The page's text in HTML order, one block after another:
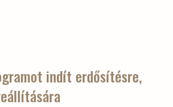
indít erdősítésre,